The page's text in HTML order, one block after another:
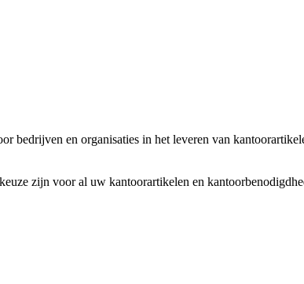
bedrijven en organisaties in het leveren van
zijn voor al uw kantoorartikelen en